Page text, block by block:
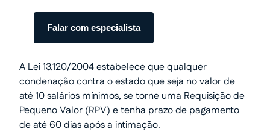
Falar com especialista
A Lei 13.120/2004 estabelece que qualquer
condenação contra o estado que seja no valor de
até 10 salários mínimos, se torne uma Requisição de
Pequeno Valor (RPV) e tenha prazo de pagamento
de até 60 dias após a intimação.